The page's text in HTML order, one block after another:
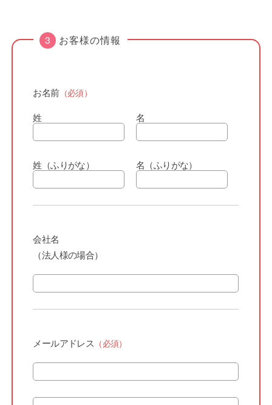
お客様の情報
お名前（必須）
姓 名
姓（ふりがな） 名（ふりがな）
会社名
（法人様の場合）
メールアドレス （必須）